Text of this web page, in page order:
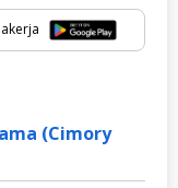
(Cimory